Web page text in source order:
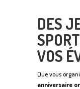
DES
VOS
Que vous
anniversaire